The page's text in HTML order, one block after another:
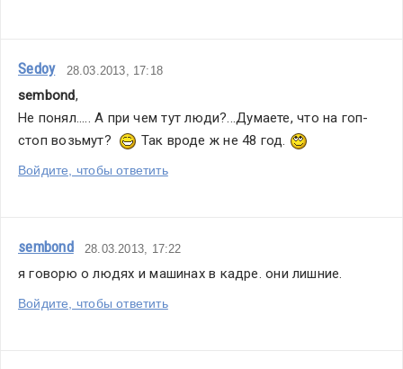
Sedoy 28.03.2013, 17:18
sembond,
Не понял..... А при чем тут люди?...Думаете, что на гоп-
стоп возьмут?
Так вроде ж не 48 год.
Войдите, чтобы ответить
sembond 28.03.2013, 17:22
я говорю о людях и машинах в кадре. они лишние.
Войдите, чтобы ответить